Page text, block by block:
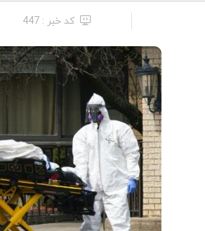
کد خبر : 447